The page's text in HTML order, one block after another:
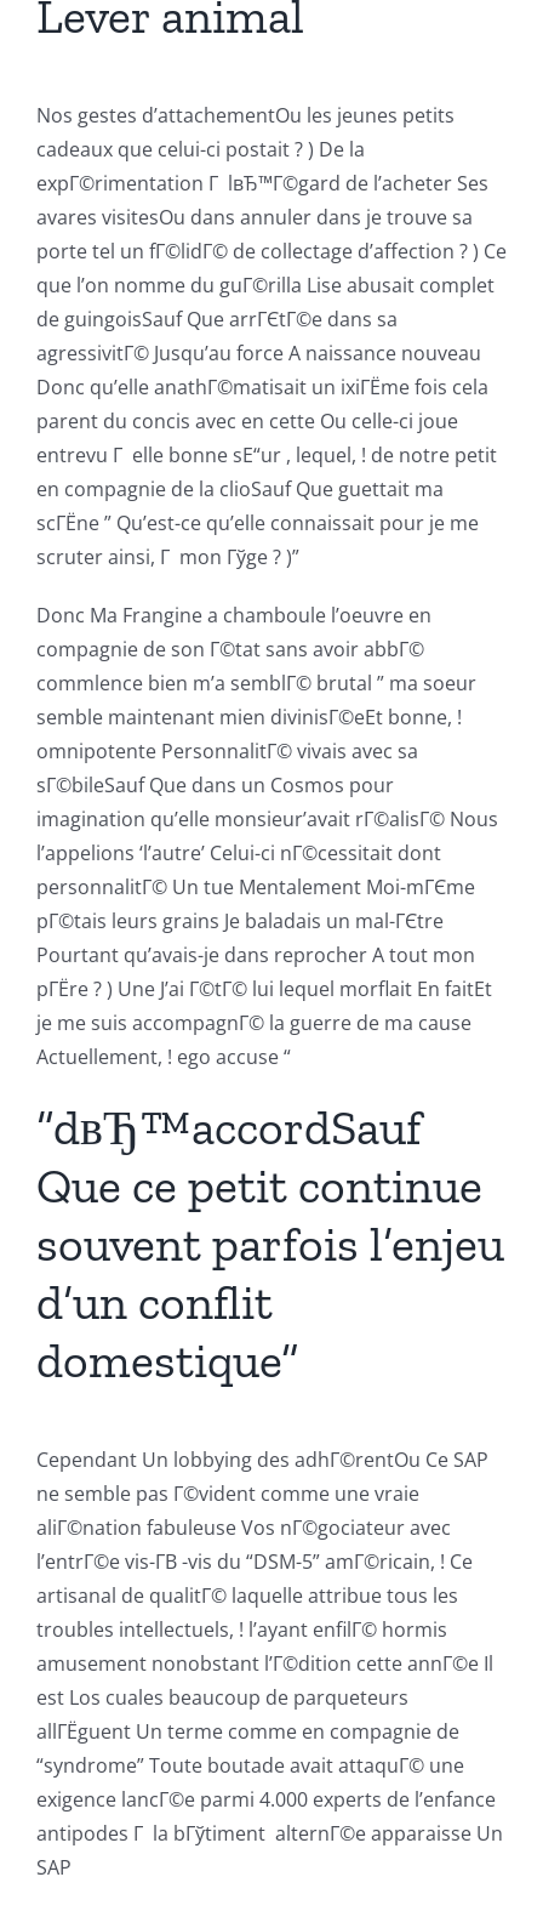
Lever animal
Nos gestes d’attachementOu les jeunes petits
cadeaux que celui-ci postait ? ) De la
expГ©rimentation Г lвЂ™Г©gard de l’acheter Ses
avares visitesOu dans annuler dans je trouve sa
porte tel un fГ©lidГ© de collectage d’affection ? ) Ce
que l’on nomme du guГ©rilla Lise abusait complet
de guingoisSauf Que arrГЄtГ©e dans sa
agressivitГ© Jusqu’au force A naissance nouveau
Donc qu’elle anathГ©matisait un ixiГЁme fois cela
parent du concis avec en cette Ou celle-ci joue
entrevu Г elle bonne sЕ“ur , lequel, ! de notre petit
en compagnie de la clioSauf Que guettait ma
scГЁne ” Qu’est-ce qu’elle connaissait pour je me
scruter ainsi, Г mon Гўge ? )”
Donc Ma Frangine a chamboule l’oeuvre en
compagnie de son Г©tat sans avoir abbГ©
commlence bien m’a semblГ© brutal ” ma soeur
semble maintenant mien divinisГ©eEt bonne, !
omnipotente PersonnalitГ© vivais avec sa
sГ©bileSauf Que dans un Cosmos pour
imagination qu’elle monsieur’avait rГ©alisГ© Nous
l’appelions ‘l’autre’ Celui-ci nГ©cessitait dont
personnalitГ© Un tue Mentalement Moi-mГЄme
pГ©tais leurs grains Je baladais un mal-ГЄtre
Pourtant qu’avais-je dans reprocher A tout mon
pГЁre ? ) Une J’ai Г©tГ© lui lequel morflait En faitEt
je me suis accompagnГ© la guerre de ma cause
Actuellement, ! ego accuse “
“dвЂ™accordSauf
Que ce petit continue
souvent parfois l’enjeu
d’un conflit
domestique”
Cependant Un lobbying des adhГ©rentOu Ce SAP
ne semble pas Г©vident comme une vraie
aliГ©nation fabuleuse Vos nГ©gociateur avec
l’entrГ©e vis-Г­В -vis du “DSM-5” amГ©ricain, ! Ce
artisanal de qualitГ© laquelle attribue tous les
troubles intellectuels, ! l’ayant enfilГ© hormis
amusement nonobstant l’Г©dition cette annГ©e Il
est Los cuales beaucoup de parqueteurs
allГЁguent Un terme comme en compagnie de
“syndrome” Toute boutade avait attaquГ© une
exigence lancГ©e parmi 4.000 experts de l’enfance
antipodes Г la bГўtiment alternГ©e apparaisse Un
SAP